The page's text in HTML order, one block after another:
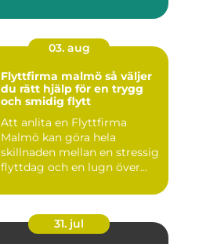
03. aug
Flyttfirma malmö så väljer
du rätt hjälp för en trygg
och smidig flytt
Att anlita en Flyttfirma
Malmö kan göra hela
skillnaden mellan en stressig
flyttdag och en lugn över...
31. jul